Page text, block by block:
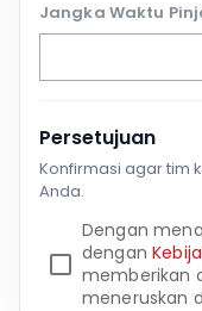
Jangka Waktu
Persetujuan
Konfirmasi agar tim
Anda.
Dengan
dengan
memberikan
meneruskan